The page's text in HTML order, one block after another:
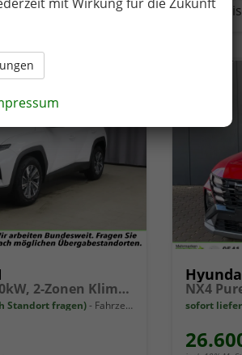
g/km
CO -
Family 1.6 T-GDI 110kW, 2-Zonen Klimaautomatik, Sitzheizung, AppleCarPlay&Android Auto, Freisprecheinrichtung, Radio DAB, Verkehrszeichenerkennung, Rückfahrkamera, eCall Notrufsystem, 17 Zoll Leichtmetallfelgen, uvm.
Standort fragen) Fahrzeug mit Tageszulassung sofort